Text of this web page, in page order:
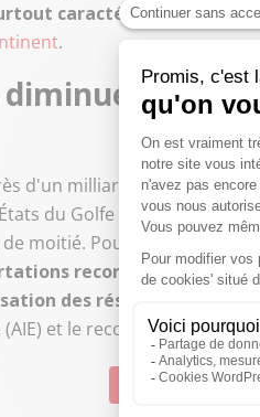
caractéristique des
.
de
d'un milliard de barils de
du Golfe est passée
moitié. Pourtant, les prix
record des États-
des réserves
(AIE) et le recours à des
Suivre Sud